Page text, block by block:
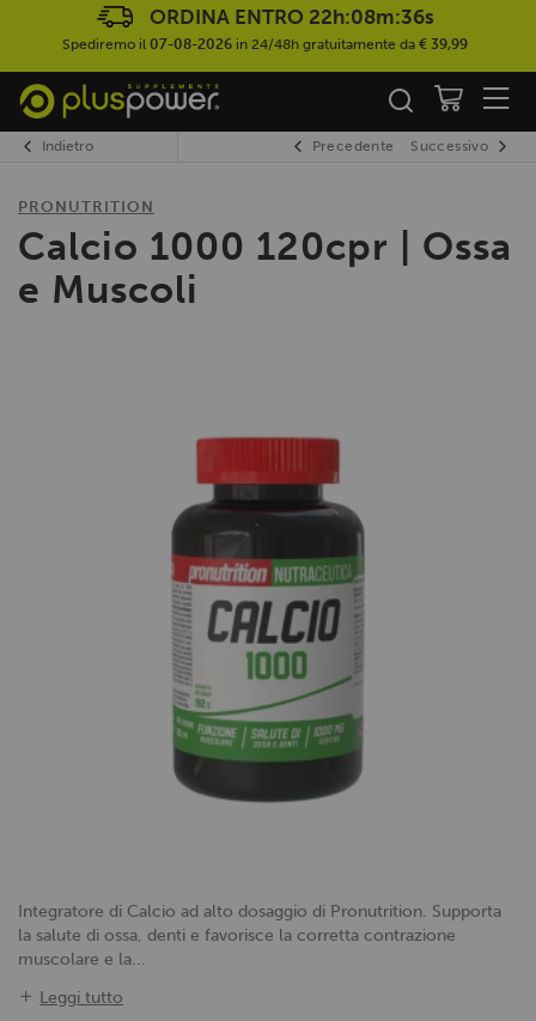
ORDINA ENTRO 22h:08m:36s
Spediremo il 07-08-2026 in 24/48h gratuitamente da € 39,99
Indietro Precedente Successivo
PRONUTRITION
Calcio 1000 120cpr | Ossa
e Muscoli
Integratore di Calcio ad alto dosaggio di Pronutrition. Supporta
la salute di ossa, denti e favorisce la corretta contrazione
muscolare e la...
Leggi tutto